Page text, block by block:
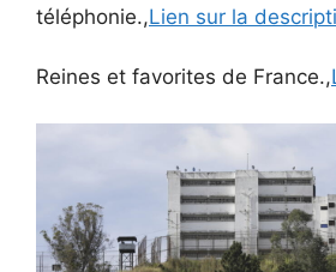
téléphonie.,Lien sur la
Reines et favorites de France.,